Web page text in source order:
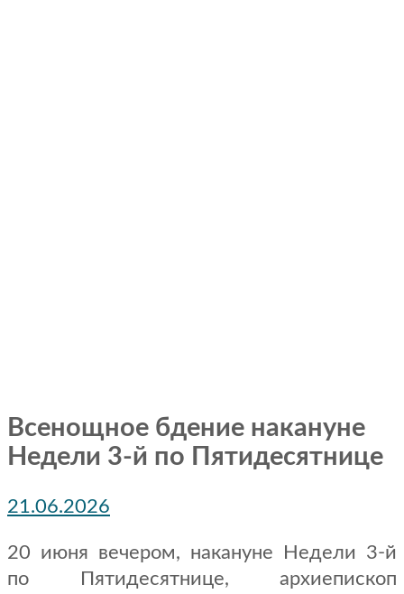
Всенощное бдение накануне
Недели 3-й по Пятидесятнице
21.06.2026
20 июня вечером, накануне Недели 3-й
по Пятидесятнице, архиепископ